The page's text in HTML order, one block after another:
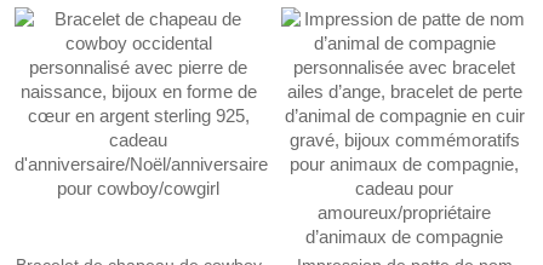
baptême/première communion,
cadeau d'anniversaire/fête des
mères pour elle/maman
d'anniversaire/Saint-
Valentin/fête des pères pour
mari/lui/papa/ami